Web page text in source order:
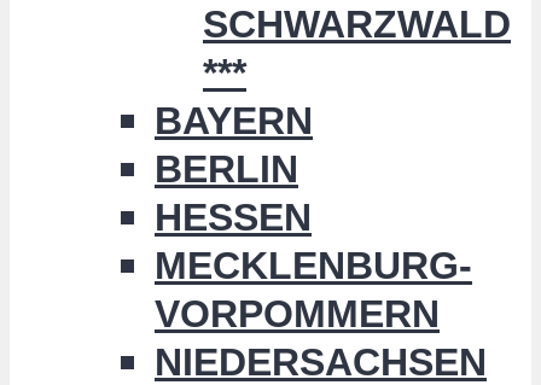
SCHWARZWALD
***
BAYERN
BERLIN
HESSEN
MECKLENBURG-
VORPOMMERN
NIEDERSACHSEN